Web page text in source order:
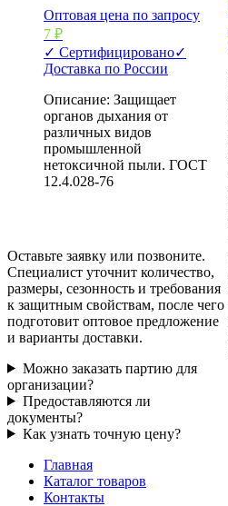
Оптовая цена по запросу
7 ₽
✓ Сертифицировано✓
Доставка по России
Описание: Защищает
органов дыхания от
различных видов
промышленной
нетоксичной пыли. ГОСТ
12.4.028-76
Оставьте заявку или позвоните.
Специалист уточнит количество,
размеры, сезонность и требования
к защитным свойствам, после чего
подготовит оптовое предложение
и варианты доставки.
Можно заказать партию для
организации?
Предоставляются ли
документы?
Как узнать точную цену?
Главная
Каталог товаров
Контакты